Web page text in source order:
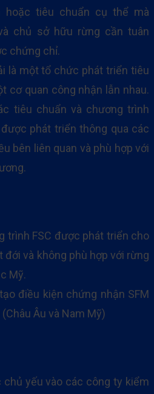
hoặc tiêu chuẩn cụ thể mà
chủ sở hữu rừng cần tuân
chứng chỉ.
là một tổ chức phát triển tiêu
cơ quan công nhận lẫn nhau.
tiêu chuẩn và chương trình
phát triển thông qua các
bên liên quan và phù hợp với
trình FSC được phát triển cho
đới và không phù hợp với rừng
Mỹ.
điều kiện chứng nhận SFM
Âu và Nam Mỹ)
chủ yếu vào các công ty kiểm